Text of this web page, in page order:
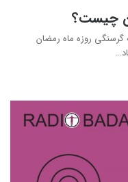
چیست؟
روزه ماه رمضان